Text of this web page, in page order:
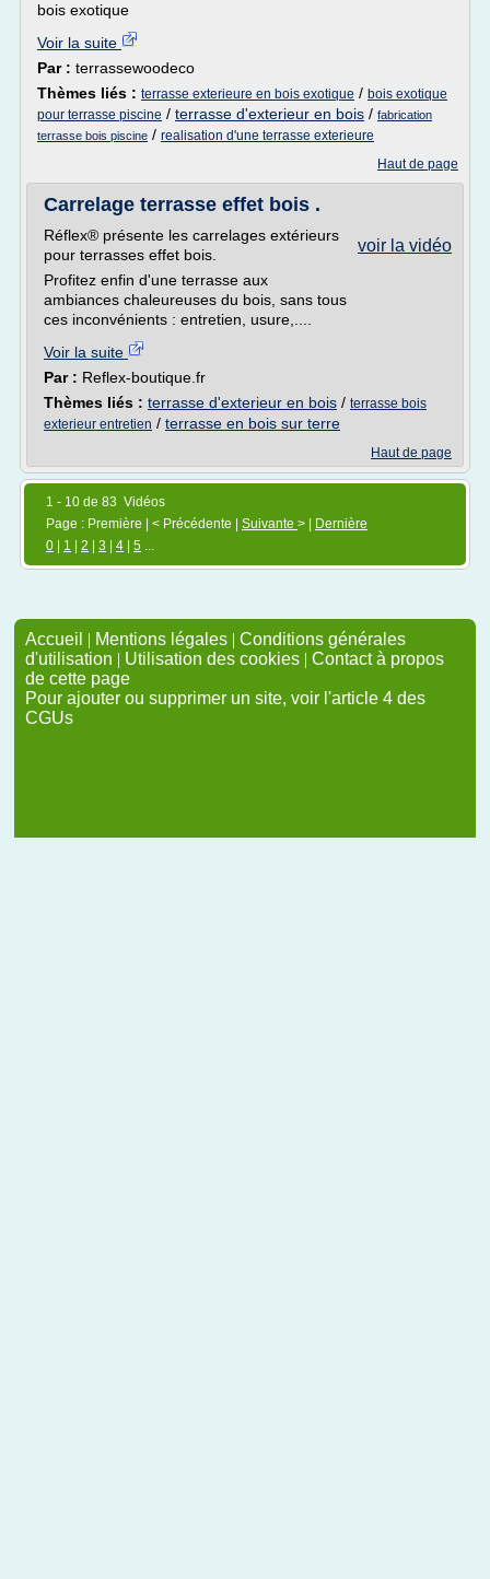
bois exotique
Voir la suite
Par : terrassewoodeco
Thèmes liés : terrasse exterieure en bois exotique / bois exotique
pour terrasse piscine / terrasse d'exterieur en bois / fabrication
terrasse bois piscine / realisation d'une terrasse exterieure
Haut de page
Carrelage terrasse effet bois .
voir la vidéo
Réflex® présente les carrelages extérieurs
pour terrasses effet bois.
Profitez enfin d'une terrasse aux
ambiances chaleureuses du bois, sans tous
ces inconvénients : entretien, usure,....
Voir la suite
Par : Reflex-boutique.fr
Thèmes liés : terrasse d'exterieur en bois / terrasse bois
exterieur entretien / terrasse en bois sur terre
Haut de page
1 - 10 de 83 Vidéos
Page : Première | < Précédente | Suivante > |
Dernière
0
1 2 3 4 5 ...
Accueil | Mentions légales | Conditions générales
d'utilisation | Utilisation des cookies | Contact à propos
de cette page
Pour ajouter ou supprimer un site, voir l'article 4 des
CGUs